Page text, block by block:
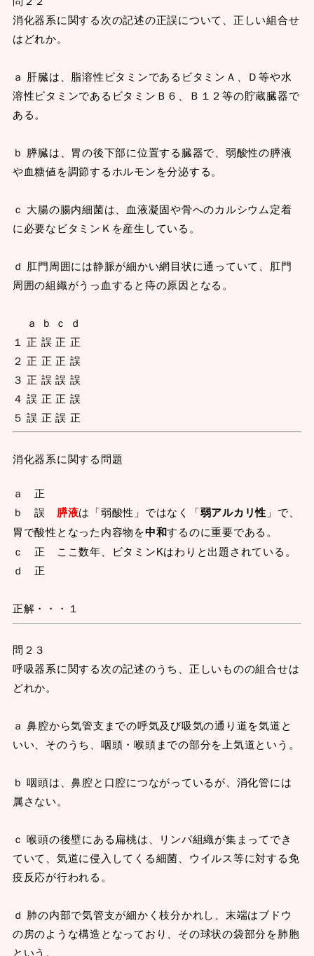
消化器系に関する次の記述の正誤について、正しい組合せ
はどれか。
ａ 肝臓は、脂溶性ビタミンであるビタミンＡ、Ｄ等や水
溶性ビタミンであるビタミンＢ６、Ｂ１２等の貯蔵臓器で
ある。
ｂ 膵臓は、胃の後下部に位置する臓器で、弱酸性の膵液
や血糖値を調節するホルモンを分泌する。
ｃ 大腸の腸内細菌は、血液凝固や骨へのカルシウム定着
に必要なビタミンＫを産生している。
ｄ 肛門周囲には静脈が細かい網目状に通っていて、肛門
周囲の組織がうっ血すると痔の原因となる。
ａ ｂ ｃ ｄ
１ 正 誤 正 正
２ 正 正 正 誤
３ 正 誤 誤 誤
４ 誤 正 正 誤
５ 誤 正 誤 正
消化器系に関する問題
ａ 正
ｂ 誤 膵液は「弱酸性」ではなく「弱アルカリ性 」で、
胃で酸性となった内容物を中和するのに重要である。
ｃ 正 ここ数年、ビタミンKはわりと出題されている。
ｄ 正
正解・・・１
問２３
呼吸器系に関する次の記述のうち、正しいものの組合せは
どれか。
ａ 鼻腔から気管支までの呼気及び吸気の通り道を気道と
いい、そのうち、咽頭・喉頭までの部分を上気道という。
ｂ 咽頭は、鼻腔と口腔につながっているが、消化管には
属さない。
ｃ 喉頭の後壁にある扁桃は、リンパ組織が集まってでき
ていて、気道に侵入してくる細菌、ウイルス等に対する免
疫反応が行われる。
ｄ 肺の内部で気管支が細かく枝分かれし、末端はブドウ
の房のような構造となっており、その球状の袋部分を肺胞
という。